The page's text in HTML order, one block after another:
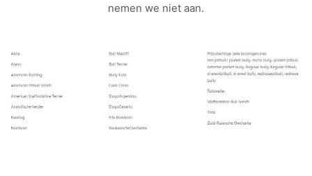
nemen we niet aan.